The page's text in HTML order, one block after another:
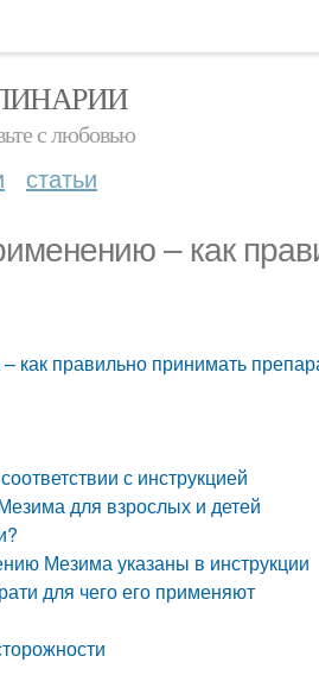
с любовью
статьи
– как
как правильно принимать
с инструкцией
для взрослых и детей
Мезима указаны в инструкции
для чего его применяют